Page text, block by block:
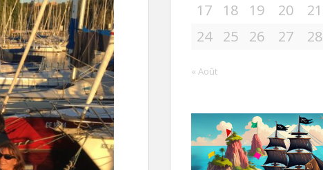
17
18 19 20 21
24
25 26 27 28
« Août